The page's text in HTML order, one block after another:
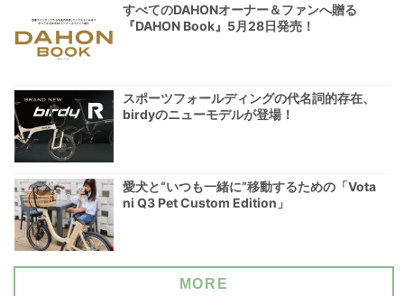
すべてのDAHONオーナー＆ファンへ贈る
『DAHON Book』5月28日発売！
スポーツフォールディングの代名詞的存在、
birdyのニューモデルが登場！
愛犬と“いつも一緒に”移動するための「Vota
ni Q3 Pet Custom Edition」
MORE